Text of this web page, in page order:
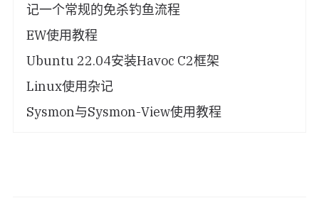
记一个常规的免杀钓鱼流程
EW使用教程
Ubuntu 22.04安装Havoc C2框架
Linux使用杂记
Sysmon与Sysmon-View使用教程